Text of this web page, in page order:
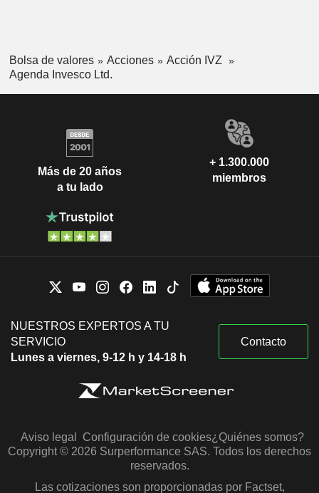
Bolsa de valores Acciones
Acción IVZ
Agenda Invesco Ltd.
Más de 20 años
a tu lado
+ 1.300.000
miembros
NUESTROS EXPERTOS A TU
SERVICIO
Lunes a viernes, 9-12 h y 14-18 h
Contacto
Aviso legal Configuración de cookies¿Quiénes somos?
Copyright © 2026 Surperformance SAS. Todos los derechos
reservados.
Las cotizaciones son proporcionadas por Factset,